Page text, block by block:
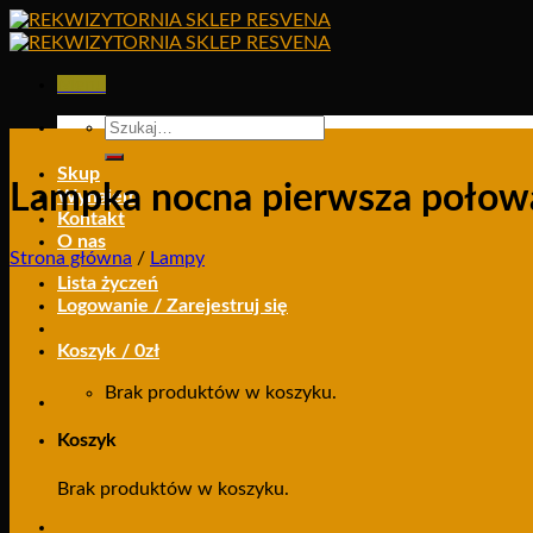
Skip
to
Szukaj:
Skup
Wynajem
Kontakt
O nas
Lista życzeń
Logowanie / Zarejestruj się
Koszyk / 0zł
Brak produktów w koszyku.
Koszyk
Brak produktów w koszyku.
Lampka nocna pierwsza
Strona główna / Lampy